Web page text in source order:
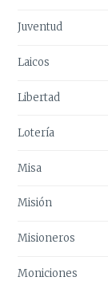
Juventud
Laicos
Libertad
Lotería
Misa
Misión
Misioneros
Moniciones